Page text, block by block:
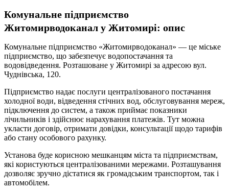
Комунальне підприємство
Житомирводоканал у Житомирі: опис
Комунальне підприємство «Житомирводоканал» — це міське
підприємство, що забезпечує водопостачання та
водовідведення. Розташоване у Житомирі за адресою вул.
Чуднівська, 120.
Підприємство надає послуги централізованого постачання
холодної води, відведення стічних вод, обслуговування мереж,
підключення до систем, а також приймає показники
лічильників і здійснює нарахування платежів. Тут можна
укласти договір, отримати довідки, консультації щодо тарифів
або стану особового рахунку.
Установа буде корисною мешканцям міста та підприємствам,
які користуються централізованими мережами. Розташування
дозволяє зручно дістатися як громадським транспортом, так і
автомобілем.